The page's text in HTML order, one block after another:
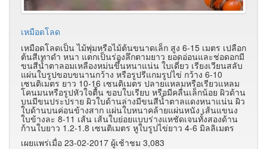
เหมือดโลด
เหมือดโลดเป็น ไม้พุ่มหรือไม้ต้นขนาดเล็ก สูง 6-15 เมตร เปลือก
ต้นสีเทาดำ หนา แตกเป็นร่องลึกตามยาว ยอดอ่อนและช่อดอกมี
ขนสีน้ำตาลอมเหลืองหม่นขึ้นหนาแน่น ใบเดี่ยว เรียงเวียนสลับ
แผ่นใบรูปขอบขนานกว้าง หรือรูปรีแกมรูปไข่ กว้าง 6-10
เซนติเมตร ยาว 10-16 เซนติเมตร ปลายแหลมหรือเรียวแหลม
โคนมนหรือรูปหัวใจตื้น ขอบใบเรียบ หรือมีคลื่นเล็กน้อย ผิวด้าน
บนมีขนประปราย ผิวใบด้านล่างมีขนสีน้ำตาลแดงหนาแน่น ผิว
ใบด้านบนค่อนข้างสาก แผ่นใบหนาคล้ายแผ่นหนัง เส้นแขนง
ใบข้างละ 8-11 เส้น เส้นใบย่อยแบบร่างแหชัดเจนทั้งสองด้าน
ก้านใบยาว 1.2-1.8 เซนติเมตร หูใบรูปไข่ยาว 4-6 มิลลิเมตร
เผยแพร่เมื่อ 23-02-2017 ผู้เช้าชม 3,083